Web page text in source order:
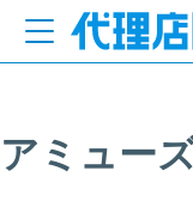
アミュー